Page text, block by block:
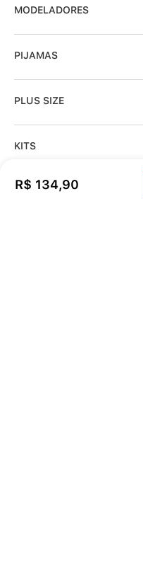
R$ 134,90
MODELADORES
PIJAMAS
PLUS SIZE
KITS